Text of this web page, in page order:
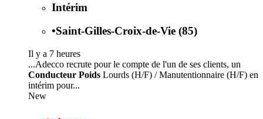
Intérim
•Saint-Gilles-Croix-de-Vie (85)
Il y a 7 heures
...Adecco recrute pour le compte de l'un de ses clients, un
Conducteur Poids Lourds (H/F) / Manutentionnaire (H/F) en
intérim pour...
New